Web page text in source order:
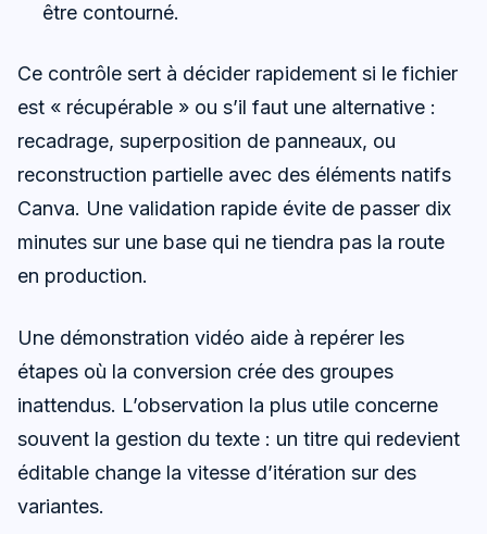
être contourné.
Ce contrôle sert à décider rapidement si le fichier
est « récupérable » ou s’il faut une alternative :
recadrage, superposition de panneaux, ou
reconstruction partielle avec des éléments natifs
Canva. Une validation rapide évite de passer dix
minutes sur une base qui ne tiendra pas la route
en production.
Une démonstration vidéo aide à repérer les
étapes où la conversion crée des groupes
inattendus. L’observation la plus utile concerne
souvent la gestion du texte : un titre qui redevient
éditable change la vitesse d’itération sur des
variantes.